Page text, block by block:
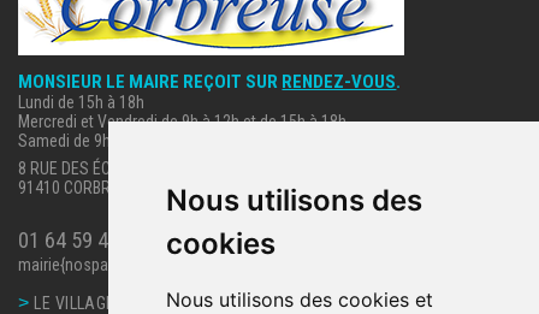
Nous utilisons des
cookies
Nous utilisons des cookies et
MONSIEUR LE MAIRE REÇOIT SUR RENDEZ-VOUS.
Lundi de 15h à 18h
Mercredi et Vendredi de 9h à 12h et de 15h à 18h
Samedi de 9h à 12h.
8 RUE DES ÉCOLES
91410 CORBREUSE
01 64 59 40 63
mairie{nospam}corbreuse.fr
> LE VILLAGE